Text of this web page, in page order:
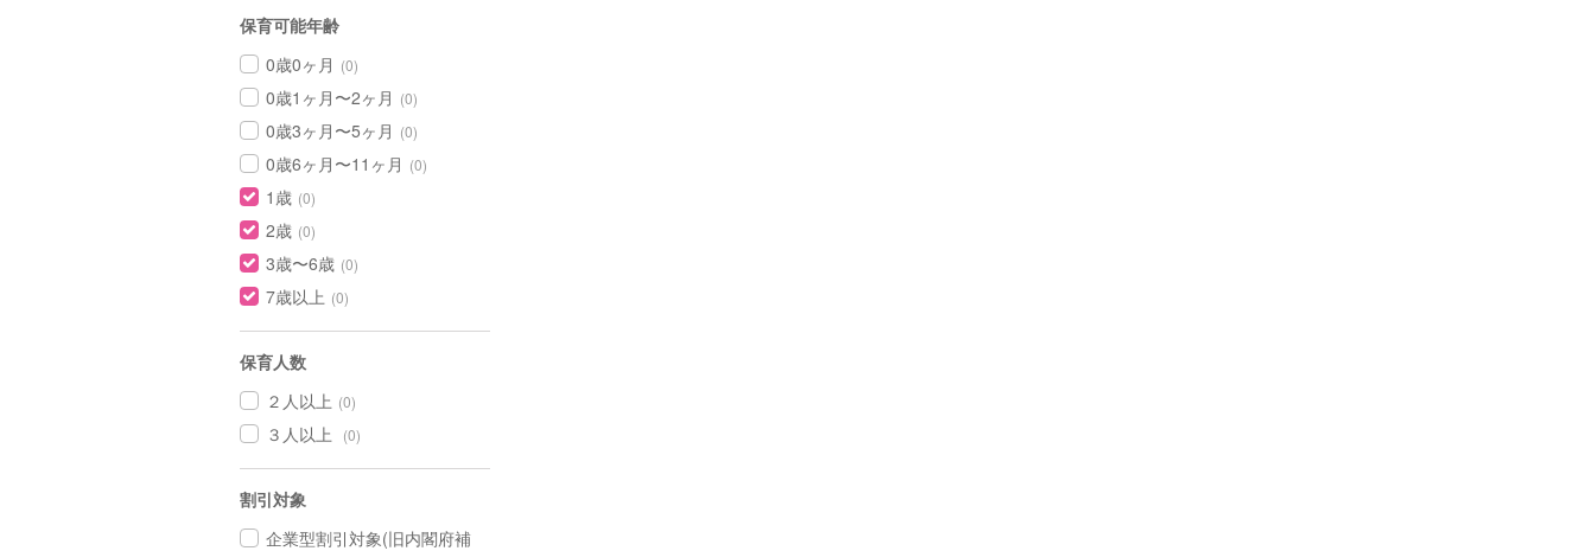
保育可能年齢
0歳0ヶ月 (0)
0歳1ヶ月〜2ヶ月 (0)
0歳3ヶ月〜5ヶ月 (0)
0歳6ヶ月〜11ヶ月 (0)
1歳 (0)
2歳 (0)
3歳〜6歳 (0)
7歳以上 (0)
保育人数
２人以上 (0)
３人以上 (0)
割引対象
企業型割引対象(旧内閣府補